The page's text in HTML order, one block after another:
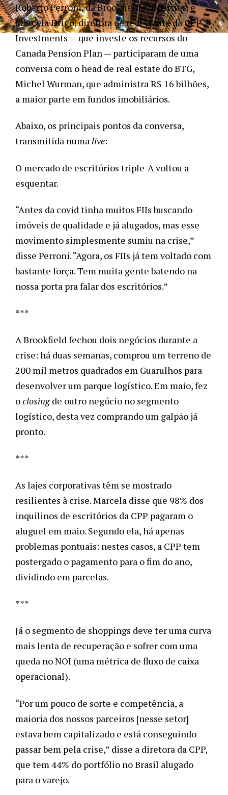
Roberto Perroni, da Brookfield Properties, e
Marcela Drigo, diretora de real estate da CPP
Investments — que investe os recursos do
Canada Pension Plan — participaram de uma
conversa com o head de real estate do BTG,
Michel Wurman, que administra R$ 16 bilhões,
a maior parte em fundos imobiliários.
Abaixo, os principais pontos da conversa,
transmitida numa live:
O mercado de escritórios triple-A voltou a
esquentar.
“Antes da covid tinha muitos FIIs buscando
imóveis de qualidade e já alugados, mas esse
movimento simplesmente sumiu na crise,”
disse Perroni. “Agora, os FIIs já tem voltado com
bastante força. Tem muita gente batendo na
nossa porta pra falar dos escritórios.”
***
A Brookfield fechou dois negócios durante a
crise: há duas semanas, comprou um terreno de
200 mil metros quadrados em Guarulhos para
desenvolver um parque logístico. Em maio, fez
o closing de outro negócio no segmento
logístico, desta vez comprando um galpão já
pronto.
***
As lajes corporativas têm se mostrado
resilientes à crise. Marcela disse que 98% dos
inquilinos de escritórios da CPP pagaram o
aluguel em maio. Segundo ela, há apenas
problemas pontuais: nestes casos, a CPP tem
postergado o pagamento para o fim do ano,
dividindo em parcelas.
***
Já o segmento de shoppings deve ter uma curva
mais lenta de recuperação e sofrer com uma
queda no NOI (uma métrica de fluxo de caixa
operacional).
“Por um pouco de sorte e competência, a
maioria dos nossos parceiros [nesse setor]
estava bem capitalizado e está conseguindo
passar bem pela crise,” disse a diretora da CPP,
que tem 44% do portfólio no Brasil alugado
para o varejo.